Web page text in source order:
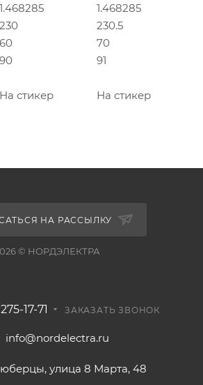
1.468285
1.468285
230
230.5
60
70
90
91
На стикер На стикер
НА РАССЫЛКУ
© НОРДЭЛЕКТРА
17-71 ЗАКАЗАТЬ ЗВОНОК
info@nordelectra.ru
улица 8 Марта, 48